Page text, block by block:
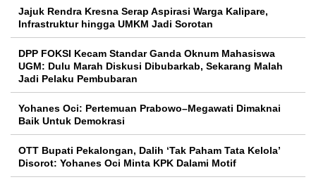
Jajuk Rendra Kresna Serap Aspirasi Warga Kalipare,
Infrastruktur hingga UMKM Jadi Sorotan
DPP FOKSI Kecam Standar Ganda Oknum Mahasiswa
UGM: Dulu Marah Diskusi Dibubarkab, Sekarang Malah
Jadi Pelaku Pembubaran
Yohanes Oci: Pertemuan Prabowo–Megawati Dimaknai
Baik Untuk Demokrasi
OTT Bupati Pekalongan, Dalih ‘Tak Paham Tata Kelola’
Disorot: Yohanes Oci Minta KPK Dalami Motif